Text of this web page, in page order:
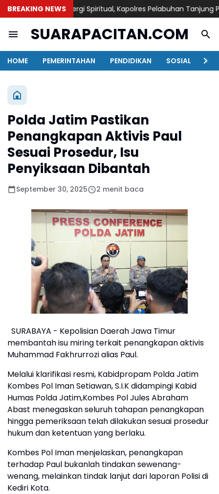
BREAKING NEWSSinergi Spiritual, Kapolres Pelabuhan Tanjung Perak
SUARAPACITAN.COM
HOME PEMERINTAHAN PENDIDIKAN SOSIAL
Polda Jatim Pastikan
Penangkapan Aktivis Paul
Sesuai Prosedur, Isu
Penyiksaan Dibantah
September 30, 2025 2 menit baca
SURABAYA - Kepolisian Daerah Jawa Timur
membantah isu miring terkait penangkapan aktivis
Muhammad Fakhrurrozi alias Paul.
Melalui klarifikasi resmi, Kabidpropam Polda Jatim
Kombes Pol Iman Setiawan, S.I.K didampingi Kabid
Humas Polda Jatim,Kombes Pol Jules Abraham
Abast menegaskan seluruh tahapan penangkapan
hingga pemeriksaan telah dilakukan sesuai prosedur
hukum dan ketentuan yang berlaku.
Kombes Pol Iman menjelaskan, penangkapan
terhadap Paul bukanlah tindakan sewenang-
wenang, melainkan tindak lanjut dari laporan Polisi di
Kediri Kota.